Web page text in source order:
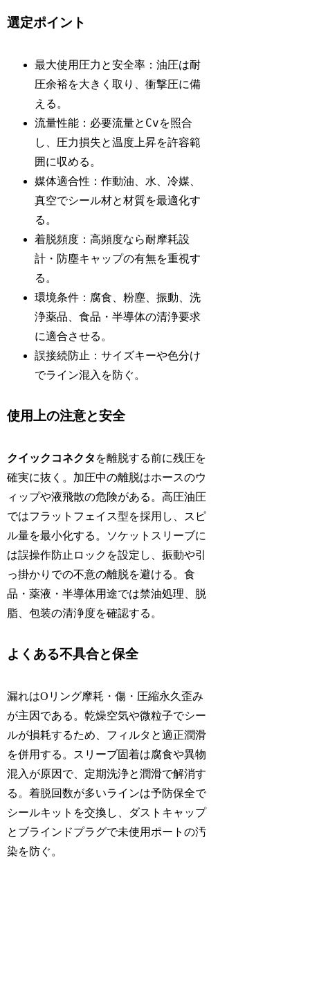
選定ポイント
最大使用圧力と安全率：油圧は耐
圧余裕を大きく取り、衝撃圧に備
える。
流量性能：必要流量と Cvを照合
し、圧力損失と温度上昇を許容範
囲に収める。
媒体適合性：作動油、水、冷媒、
真空でシール材と材質を最適化す
る。
着脱頻度：高頻度なら耐摩耗設
計・防塵キャップの有無を重視す
る。
環境条件：腐食、粉塵、振動、洗
浄薬品、食品・半導体の清浄要求
に適合させる。
誤接続防止：サイズキーや色分け
でライン混入を防ぐ。
使用上の注意と安全
クイックコネクタ を離脱する前に残圧を
確実に抜く。加圧中の離脱はホースのウ
ィップや液飛散の危険がある。高圧油圧
ではフラットフェイス型を採用し、スピ
ル量を最小化する。ソケットスリーブに
は誤操作防止ロックを設定し、振動や引
っ掛かりでの不意の離脱を避ける。食
品・薬液・半導体用途では禁油処理、脱
脂、包装の清浄度を確認する。
よくある不具合と保全
漏れはOリング摩耗・傷・圧縮永久歪み
が主因である。乾燥空気や微粒子でシー
ルが損耗するため、フィルタと適正潤滑
を併用する。スリーブ固着は腐食や異物
混入が原因で、定期洗浄と潤滑で解消す
る。着脱回数が多いラインは予防保全で
シールキットを交換し、ダストキャップ
とブラインドプラグで未使用ポートの汚
染を防ぐ。